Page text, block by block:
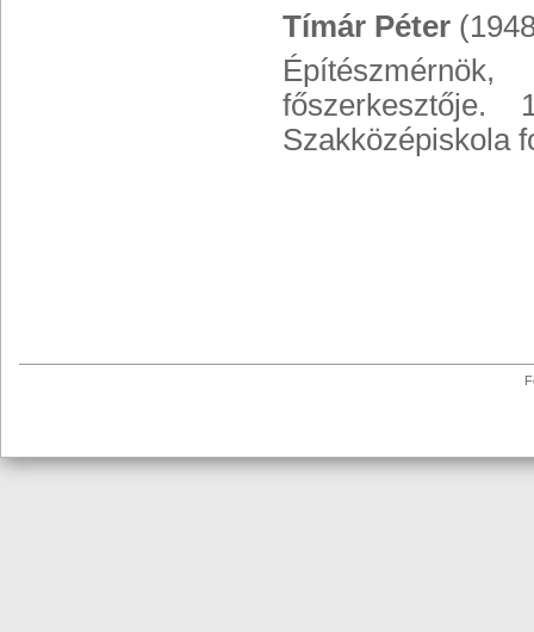
Tímár Péter
Szakközépiskola